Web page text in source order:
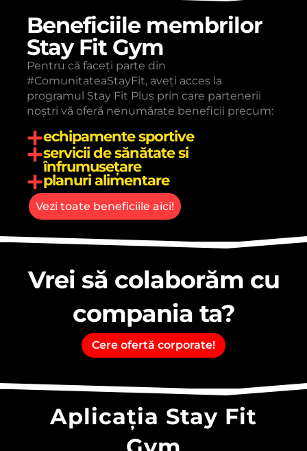
Beneficiile membrilor
Stay Fit Gym
Pentru că faceți parte din
#ComunitateaStayFit, aveți acces la
programul Stay Fit Plus prin care partenerii
noștri vă oferă nenumărate beneficii precum:
echipamente sportive
servicii de sănătate si
înfrumusețare
planuri alimentare
Vezi toate beneficiile aici!
Vrei să colaborăm cu
compania ta?
Cere ofertă corporate!
Aplicația Stay Fit